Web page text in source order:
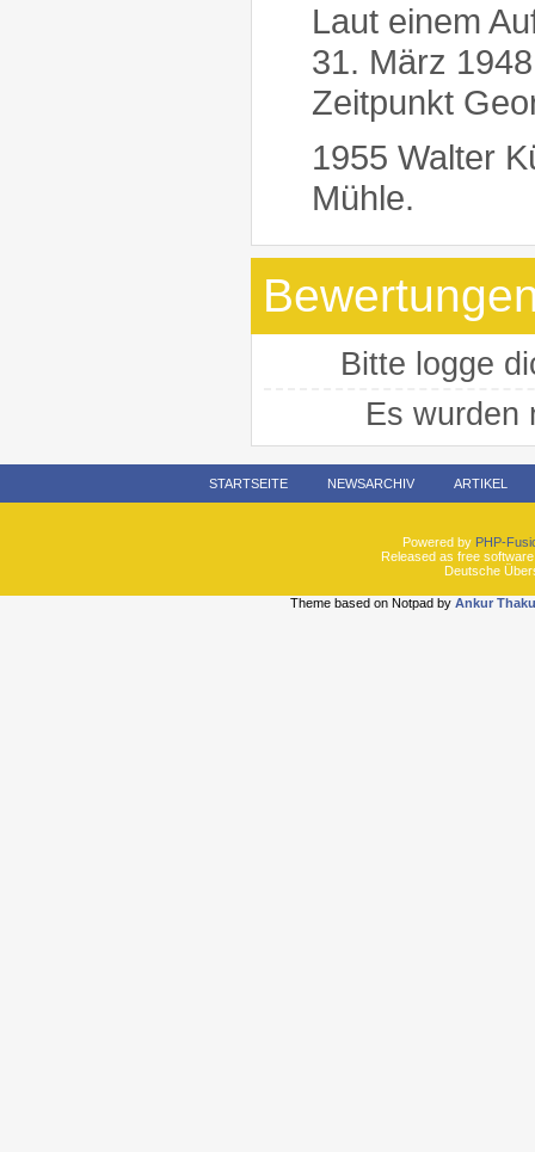
Laut einem
31. März
Zeitpunkt
1955 Walter
Mühle.
Bitte logge
Es wurden
STARTSEITE NEWSARCHIV ARTIKEL
Powered by PHP-
Released as free
Deutsche
Theme based on Notpad by Ankur